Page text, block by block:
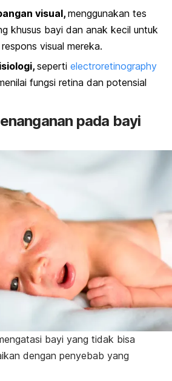
visual, menggunakan tes
khusus bayi dan anak kecil untuk
visual mereka.
seperti electroretinography
fungsi retina dan potensial
pada bayi
bayi yang tidak bisa
dengan penyebab yang